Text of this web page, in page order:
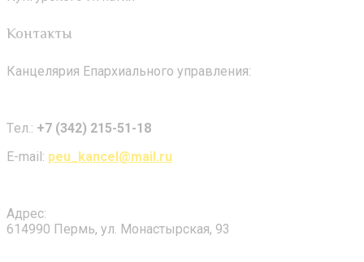
Контакты
Канцелярия Епархиального управления:
Tел.: +7 (342) 215-51-18
E-mail: peu_kancel@mail.ru
Адрес:
614990 Пермь, ул. Монастырская, 93